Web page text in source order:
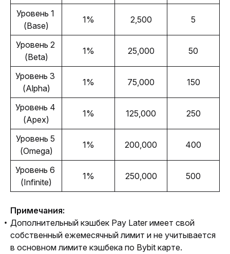
Уровень 1
(Base)
1% 2,500 5
Уровень 2
(Beta)
1% 25,000 50
Уровень 3
(Alpha)
1% 75,000 150
Уровень 4
(Apex)
1% 125,000 250
Уровень 5
(Omega)
1% 200,000 400
Уровень 6
(Infinite)
1% 250,000 500
Примечания:
Дополнительный кэшбек Pay Later имеет свой
собственный ежемесячный лимит и не учитывается
в основном лимите кэшбека по Bybit карте.